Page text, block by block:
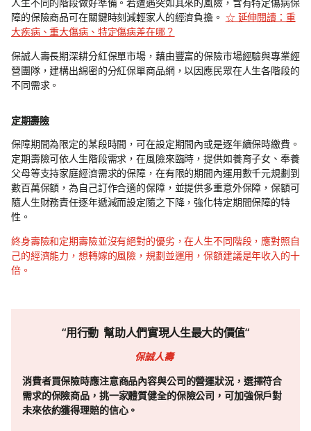
障的保險商品可在關鍵時刻減輕家人的經濟負擔。 ☆ 延伸閱讀：重
大疾病、重大傷病、特定傷病差在哪？
保誠人壽長期深耕分紅保單市場，藉由豐富的保險市場經驗與專業經
營團隊，建構出綿密的分紅保單商品網，以因應民眾在人生各階段的
不同需求。
定期壽險
保障期間為限定的某段時間，可在設定期間內或是逐年續保時繳費。
定期壽險可依人生階段需求，在風險來臨時，提供如養育子女、奉養
父母等支持家庭經濟需求的保障，在有限的期間內運用數千元規劃到
數百萬保額，為自己訂作合適的保障，並提供多重意外保障，保額可
隨人生財務責任逐年遞減而設定隨之下降，強化特定期間保障的特
性。
終身壽險和定期壽險並沒有絕對的優劣，在人生不同階段，應對照自
己的經濟能力，想轉嫁的風險，規劃並運用，保額建議是年收入的十
倍。
“用行動 幫助人們實現人生最大的價值“
保誠人壽
消費者買保險時應注意商品內容與公司的營運狀況，選擇符合
需求的保險商品，挑一家體質健全的保險公司，可加強保戶對
未來依約獲得理賠的信心。